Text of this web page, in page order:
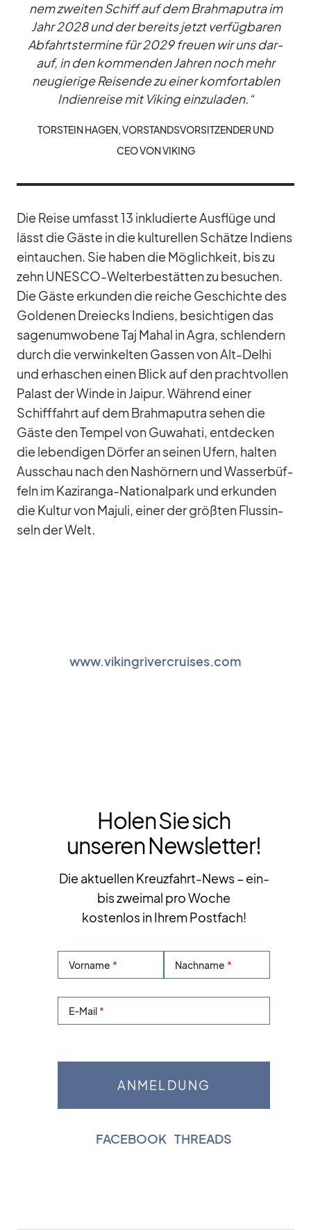
nem zwei­ten Schiff auf dem Brah­ma­pu­tra im
Jahr 2028 und der be­reits jetzt ver­füg­ba­ren
Ab­fahrts­ter­mine für 2029 freuen wir uns dar­
auf, in den kom­men­den Jah­ren noch mehr
neu­gie­rige Rei­sende zu ei­ner kom­for­ta­blen
In­di­en­reise mit Vi­king ein­zu­la­den.“
TOR­STEIN HA­GEN, VOR­STANDS­VOR­SIT­ZEN­DER UND
CEO VON VI­KING
Die Reise um­fasst 13 in­klu­dierte Aus­flüge und
lässt die Gäste in die kul­tu­rel­len Schätze In­di­ens
ein­tau­chen. Sie ha­ben die Mög­lich­keit, bis zu
zehn UNESCO-Welt­erbe­stät­ten zu be­su­chen.
Die Gäste er­kun­den die rei­che Ge­schichte des
Gol­de­nen Drei­ecks In­di­ens, be­sich­ti­gen das
sa­gen­um­wo­bene Taj Mahal in Agra, schlen­dern
durch die ver­win­kel­ten Gas­sen von Alt-De­lhi
und er­ha­schen ei­nen Blick auf den pracht­vol­len
Pa­last der Winde in Jai­pur. Wäh­rend ei­ner
Schiff­fahrt auf dem Brah­ma­pu­tra se­hen die
Gäste den Tem­pel von Gu­wa­hati, ent­de­cken
die le­ben­di­gen Dör­fer an sei­nen Ufern, hal­ten
Aus­schau nach den Nas­hör­nern und Was­ser­büf­
feln im Ka­zi­ranga-Na­tio­nal­park und er­kun­den
die Kul­tur von Ma­juli, ei­ner der größ­ten Fluss­in­
seln der Welt.
www.vikingrivercruises.com
Holen Sie sich
unseren Newsletter!
Die aktuellen Kreuzfahrt-News – ein-
bis zweimal pro Woche
kostenlos in Ihrem Postfach!
Vorname Nachname
E-Mail
FACEBOOK THREADS